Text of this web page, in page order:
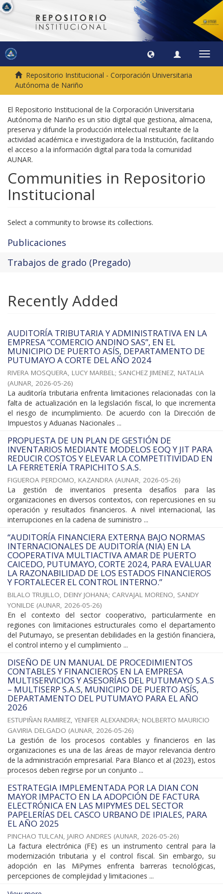
Repositorio Institucional - Corporación Universitaria
Autónoma de Nariño
El Repositorio Institucional de la Corporación Universitaria
Autónoma de Nariño es un sitio digital que gestiona, almacena,
preserva y difunde la producción intelectual resultante de la
actividad académica e investigadora de la Institución, facilitando
el acceso a la información digital para toda la comunidad
AUNAR.
Communities in Repositorio
Institucional
Select a community to browse its collections.
Publicaciones
Trabajos de grado (Pregado)
Recently Added
AUDITORÍA TRIBUTARIA Y ADMINISTRATIVA EN LA
EMPRESA “COMERCIO ANDINO SAS”, EN EL
MUNICIPIO DE PUERTO ASÍS, DEPARTAMENTO DE
PUTUMAYO A CORTE DEL AÑO 2024
RIVERA MOSQUERA, LUCY MARBEL; SANCHEZ JIMENEZ, NATALIA
(AUNAR, 2026-05-26)
La auditoría tributaria enfrenta limitaciones relacionadas con la
falta de actualización en la legislación fiscal, lo que incrementa
el riesgo de incumplimiento. De acuerdo con la Dirección de
Impuestos y Aduanas Nacionales ...
PROPUESTA DE UN PLAN DE GESTIÓN DE
INVENTARIOS MEDIANTE MODELOS EOQ Y JIT PARA
REDUCIR COSTOS Y ELEVAR LA COMPETITIVIDAD EN
LA FERRETERÍA TRAPICHITO S.A.S.
FIGUEROA PERDOMO, KAZANDRA (AUNAR, 2026-05-26)
La gestión de inventarios presenta desafíos para las
organizaciones en diversos contextos, con repercusiones en su
operación y resultados financieros. A nivel internacional, las
interrupciones en la cadena de suministro ...
“AUDITORÍA FINANCIERA EXTERNA BAJO NORMAS
INTERNACIONALES DE AUDITORÍA (NIA) EN LA
COOPERATIVA MULTIACTIVA AMAR DE PUERTO
CAICEDO, PUTUMAYO, CORTE 2024, PARA EVALUAR
LA RAZONABILIDAD DE LOS ESTADOS FINANCIEROS
Y FORTALECER EL CONTROL INTERNO.”
BILALO TRUJILLO, DEINY JOHANA; CARVAJAL MORENO, SANDY
YONILDE (AUNAR, 2026-05-26)
En el contexto del sector cooperativo, particularmente en
regiones con limitaciones estructurales como el departamento
del Putumayo, se presentan debilidades en la gestión financiera,
el control interno y el cumplimiento ...
DISEÑO DE UN MANUAL DE PROCEDIMIENTOS
CONTABLES Y FINANCIEROS EN LA EMPRESA
MULTISERVICIOS Y ASESORÍAS DEL PUTUMAYO S.A.S
– MULTISERP S.A.S, MUNICIPIO DE PUERTO ASÍS,
DEPARTAMENTO DEL PUTUMAYO PARA EL AÑO
2026
ESTUPIÑAN RAMIREZ, YENIFER ALEXANDRA; NOLBERTO MAURICIO
GAVIRIA DELGADO (AUNAR, 2026-05-26)
La gestión de los procesos contables y financieros en las
organizaciones es una de las áreas de mayor relevancia dentro
de la administración empresarial. Para Blanco et al (2023), estos
procesos deben regirse por un conjunto ...
ESTRATEGIA IMPLEMENTADA POR LA DIAN CON
MAYOR IMPACTO EN LA ADOPCIÓN DE FACTURA
ELECTRÓNICA EN LAS MIPYMES DEL SECTOR
PAPELERÍAS DEL CASCO URBANO DE IPIALES, PARA
EL AÑO 2025
PINCHAO TULCAN, JAIRO ANDRES (AUNAR, 2026-05-26)
La factura electrónica (FE) es un instrumento central para la
modernización tributaria y el control fiscal. Sin embargo, su
adopción en las MiPymes enfrenta barreras tecnológicas,
percepciones de complejidad y limitaciones ...